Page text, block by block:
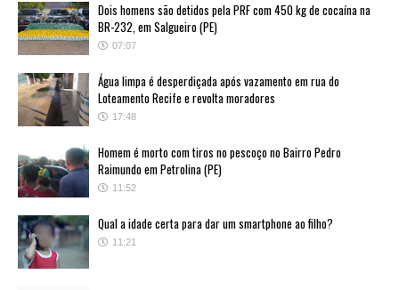
Dois homens são detidos pela PRF com 450 kg de cocaína na
BR-232, em Salgueiro (PE)
07:07
Água limpa é desperdiçada após vazamento em rua do
Loteamento Recife e revolta moradores
17:48
Homem é morto com tiros no pescoço no Bairro Pedro
Raimundo em Petrolina (PE)
11:52
Qual a idade certa para dar um smartphone ao filho?
11:21